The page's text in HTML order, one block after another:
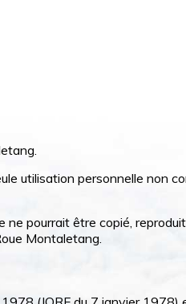
utilisation personnelle non
pourrait être copié,
Montaletang.